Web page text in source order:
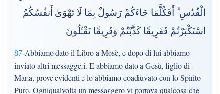
الْقُدُسِ ۗ أَفَكُلَّمَا جَاءَكُمْ رَسُولٌ بِمَا لَا تَهْوَىٰ أَنفُسُكُمُ
اسْتَكْبَرْتُمْ فَفَرِيقًا كَذَّبْتُمْ وَفَرِيقًا تَقْتُلُونَ
87-Abbiamo dato il Libro a Mosè, e dopo di lui abbiamo
inviato altri messaggeri. E abbiamo dato a Gesù, figlio di
Maria, prove evidenti e lo abbiamo coadiuvato con lo Spirito
Puro. Ogniqualvolta un messaggero vi portava qualcosa che